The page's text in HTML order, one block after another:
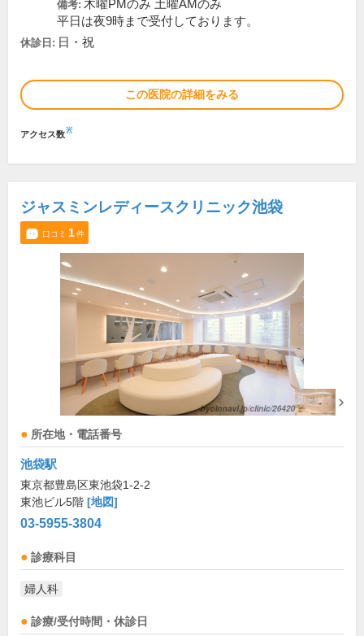
備考: 木曜PMのみ 土曜AMのみ
平日は夜9時まで受付しております。
休診日: 日・祝
この医院の詳細をみる
アクセス数※
ジャスミンレディースクリニック池袋
口コミ 1件
所在地・電話番号
池袋駅
東京都豊島区東池袋1-2-2
東池ビル5階 [地図]
03-5955-3804
診療科目
婦人科
診療/受付時間・休診日